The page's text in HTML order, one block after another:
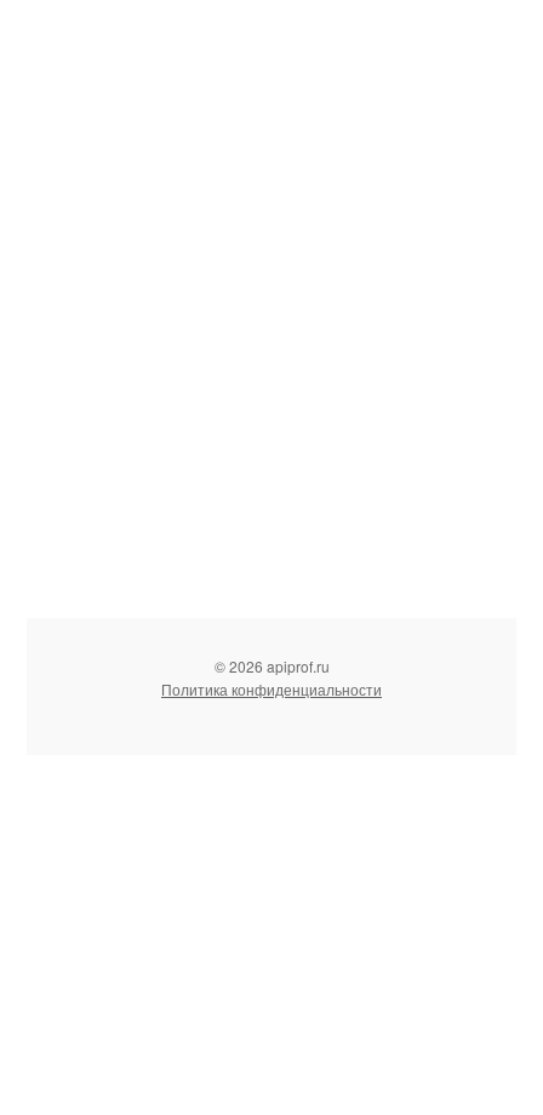
© 2026 apiprof.ru
Политика конфиденциальности